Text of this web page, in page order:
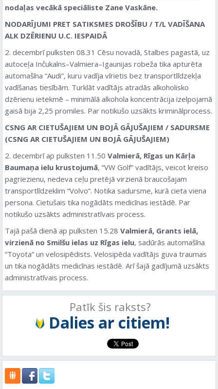
nodaļas vecākā speciāliste Zane Vaskāne.
NODARĪJUMI PRET SATIKSMES DROŠĪBU / T/L VADĪŠANA
ALK DZĒRIENU U.C. IESPAIDĀ
2. decembrī pulksten 08.31 Cēsu novadā, Stalbes pagastā, uz
autoceļa Inčukalns–Valmiera–Igaunijas robeža tika apturēta
automašīna “Audi”, kuru vadīja vīrietis bez transportlīdzekļa
vadīšanas tiesībām. Turklāt vadītājs atradās alkoholisko
dzērienu ietekmē – minimālā alkohola koncentrācija izelpojamā
gaisā bija 2,25 promiles. Par notikušo uzsākts kriminālprocess.
CSNG AR CIETUŠAJIEM UN BOJĀ GĀJUŠAJIEM / SADURSME
(CSNG AR CIETUŠAJIEM UN BOJĀ GĀJUŠAJIEM)
2. decembrī ap pulksten 11.50 Valmierā, Rīgas un Kārļa
Baumaņa ielu krustojumā, “VW Golf” vadītājs, veicot kreiso
pagriezienu, nedeva ceļu pretējā virzienā braucošajam
transportlīdzeklim “Volvo”. Notika sadursme, kurā cieta viena
persona. Cietušais tika nogādāts medicīnas iestādē. Par
notikušo uzsākts administratīvais process.
Tajā pašā dienā ap pulksten 15.28 Valmierā, Grants ielā,
virzienā no Smilšu ielas uz Rīgas ielu, sadūrās automašīna
“Toyota” un velosipēdists. Velosipēda vadītājs guva traumas
un tika nogādāts medicīnas iestādē. Arī šajā gadījumā uzsākts
administratīvais process.
Patīk šis raksts?
Dalies ar citiem!